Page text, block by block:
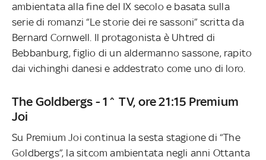
ambientata alla fine del IX secolo e basata sulla
serie di romanzi “Le storie dei re sassoni” scritta da
Bernard Cornwell. Il protagonista è Uhtred di
Bebbanburg, figlio di un aldermanno sassone, rapito
dai vichinghi danesi e addestrato come uno di loro.
The Goldbergs - 1^ TV, ore 21:15 Premium
Joi
Su Premium Joi continua la sesta stagione di “The
Goldbergs”, la sitcom ambientata negli anni Ottanta